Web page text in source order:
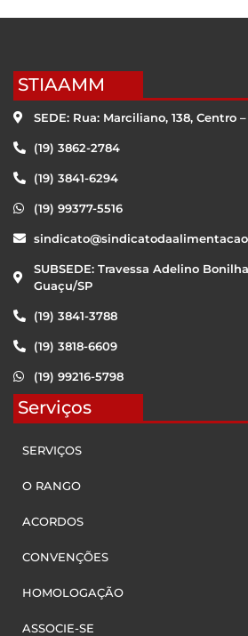
STIAAMM
SEDE: Rua: Marciliano, 138, Centro
(19) 3862-2784
(19) 3841-6294
(19) 99377-5516
SUBSEDE: Travessa Adelino
Guaçu/SP
(19) 3841-3788
(19) 3818-6609
(19) 99216-5798
Serviços
SERVIÇOS
O RANGO
ACORDOS
CONVENÇÕES
HOMOLOGAÇÃO
ASSOCIE-SE